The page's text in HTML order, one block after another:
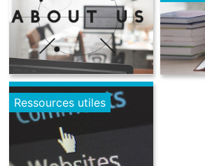
Ressources utiles